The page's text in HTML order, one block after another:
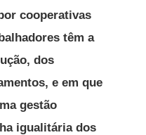
cooperativas
têm a
dos
e em que
gestão
igualitária dos